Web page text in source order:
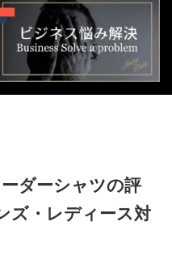
ダーシャツの評
ズ・レディース対